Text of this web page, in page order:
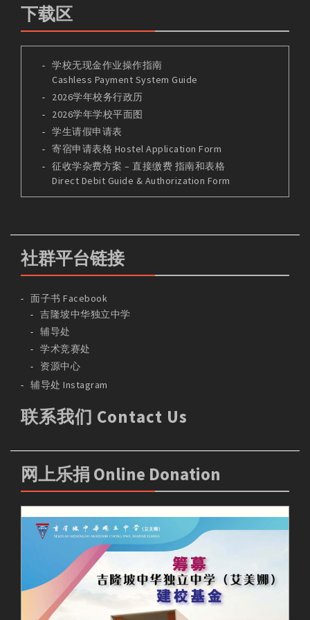
下载区
学校无现金作业操作指南
Cashless Payment System Guide
2026学年校务行政历
2026学年学校平面图
学生请假申请表
寄宿申请表格 Hostel Application Form
征收学杂费方案 – 直接缴费 指南和表格
Direct Debit Guide & Authorization Form
社群平台链接
面子书 Facebook
吉隆坡中华独立中学
辅导处
学术竞赛处
资源中心
辅导处 Instagram
联系我们 Contact Us
网上乐捐 Online Donation